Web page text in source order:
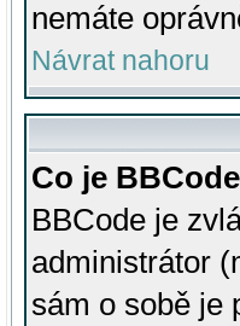
nemáte
Návrat nahoru
Co je
BBCode je
administrátor
sám o sobě je